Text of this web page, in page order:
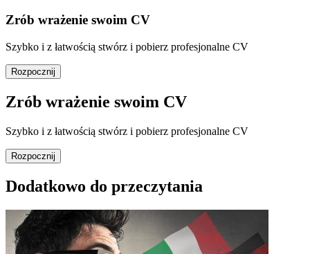
Zrób wrażenie swoim CV
Szybko i z łatwością stwórz i pobierz profesjonalne CV
Rozpocznij
Zrób wrażenie swoim CV
Szybko i z łatwością stwórz i pobierz profesjonalne CV
Rozpocznij
Dodatkowo do przeczytania